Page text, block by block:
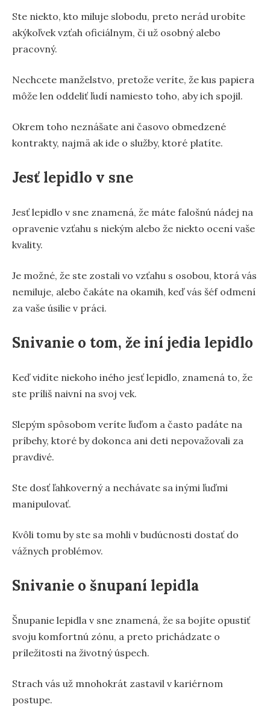
Ste niekto, kto miluje slobodu, preto nerád urobíte
akýkoľvek vzťah oficiálnym, či už osobný alebo
pracovný.
Nechcete manželstvo, pretože veríte, že kus papiera
môže len oddeliť ľudí namiesto toho, aby ich spojil.
Okrem toho neznášate ani časovo obmedzené
kontrakty, najmä ak ide o služby, ktoré platíte.
Jesť lepidlo v sne
Jesť lepidlo v sne znamená, že máte falošnú nádej na
opravenie vzťahu s niekým alebo že niekto ocení vaše
kvality.
Je možné, že ste zostali vo vzťahu s osobou, ktorá vás
nemiluje, alebo čakáte na okamih, keď vás šéf odmení
za vaše úsilie v práci.
Snivanie o tom, že iní jedia lepidlo
Keď vidíte niekoho iného jesť lepidlo, znamená to, že
ste príliš naivní na svoj vek.
Slepým spôsobom veríte ľuďom a často padáte na
príbehy, ktoré by dokonca ani deti nepovažovali za
pravdivé.
Ste dosť ľahkoverný a nechávate sa inými ľuďmi
manipulovať.
Kvôli tomu by ste sa mohli v budúcnosti dostať do
vážnych problémov.
Snivanie o šnupaní lepidla
Šnupanie lepidla v sne znamená, že sa bojíte opustiť
svoju komfortnú zónu, a preto prichádzate o
príležitosti na životný úspech.
Strach vás už mnohokrát zastavil v kariérnom
postupe.